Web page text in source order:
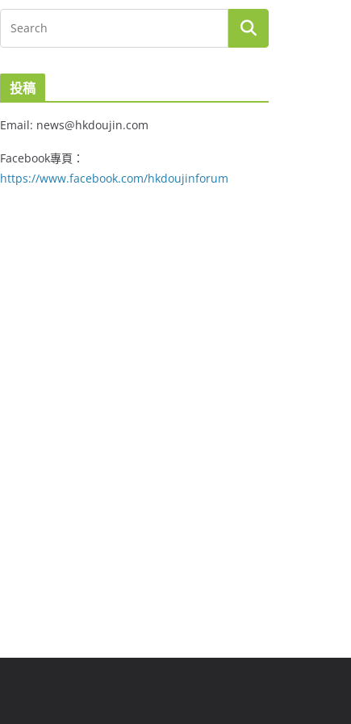
投稿
Email: news@hkdoujin.com
Facebook專頁：
https://www.facebook.com/hkdoujinforum